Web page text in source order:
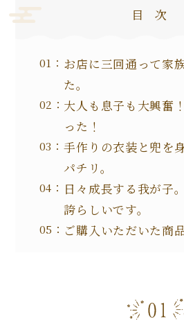
目次
お店に三回通って家
た。
大人も息子も大興奮
った！
手作りの衣装と兜を
パチリ。
日々成長する我が子
誇らしいです。
ご購入いただいた商